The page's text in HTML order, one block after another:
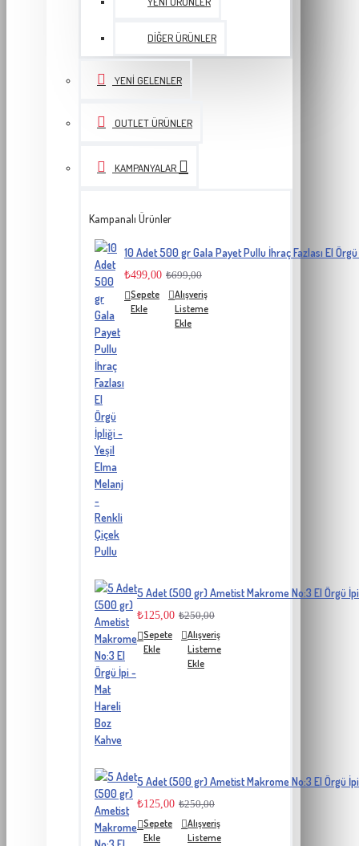
DIĞER ÜRÜNLER
YENI GELENLER
OUTLET ÜRÜNLER
KAMPANYALAR
Kampanalı Ürünler
10 Adet 500 gr Gala Payet Pullu İhraç Fazlası El
₺499,00 ₺699,00
Sepete
Ekle
Alışveriş
Listeme
Ekle
5 Adet (500 gr) Ametist Makrome No:3 El Örgü
₺125,00 ₺250,00
Sepete
Ekle
Alışveriş
Listeme
Ekle
5 Adet (500 gr) Ametist Makrome No:3 El Örgü
₺125,00 ₺250,00
Sepete
Ekle
Alışveriş
Listeme